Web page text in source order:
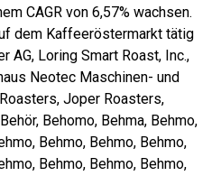
CAGR von 6,57% wachsen.
dem Kaffeeröstermarkt tätig
AG, Loring Smart Roast, Inc.,
Neotec Maschinen- und
Joper Roasters,
Behomo, Behma, Behmo,
Behmo, Behmo, Behmo,
Behmo, Behmo, Behmo,